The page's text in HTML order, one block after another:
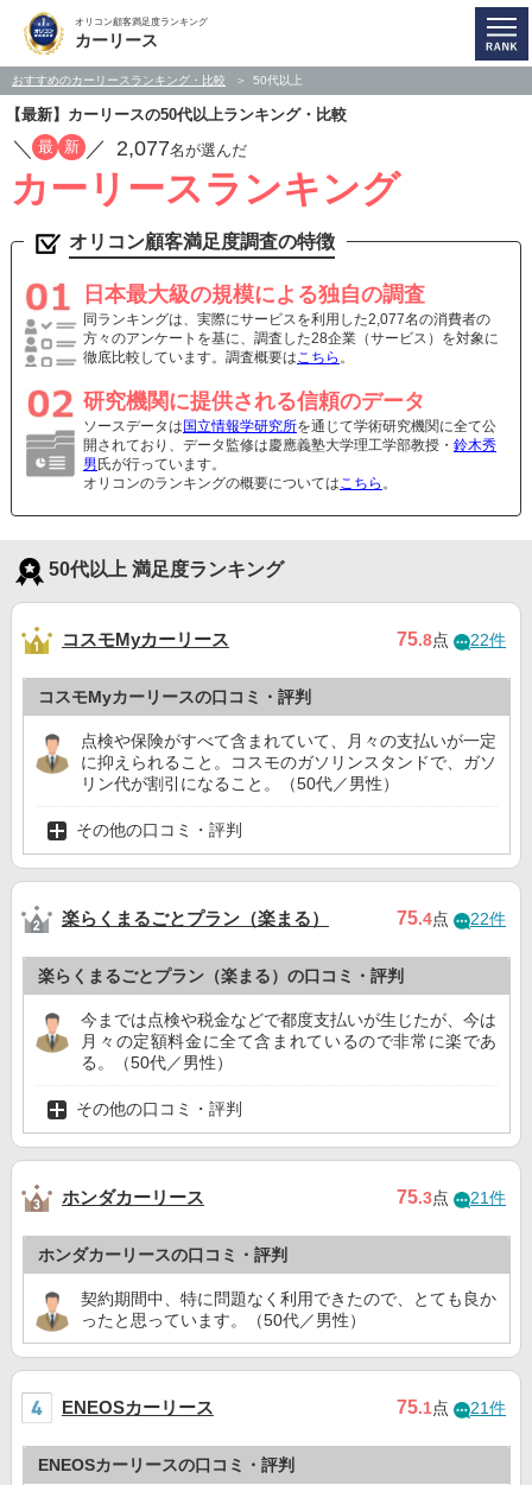
オリコン顧客満足度ランキング
カーリース
おすすめのカーリースランキング・比較 50代以上
【最新】カーリースの50代以上ランキング・比較
／ 最 新 ／ 2,077名が選んだ
カーリースランキング
オリコン顧客満足度調査の特徴
日本最大級の規模による独自の調査
同ランキングは、実際にサービスを利用した2,077名の消費者の
方々のアンケートを基に、調査した28企業（サービス）を対象に
徹底比較しています。調査概要はこちら 。
研究機関に提供される信頼のデータ
ソースデータは 国立情報学研究所を通じて学術研究機関に全て公
開されており、データ監修は慶應義塾大学理工学部教授・ 鈴木秀
男 氏が行っています。
オリコンのランキングの概要についてはこちら 。
50代以上 満足度ランキング
コスモMyカーリース 75.8点 22件
コスモMyカーリースの口コミ・評判
点検や保険がすべて含まれていて、月々の支払いが一定
に抑えられること。コスモのガソリンスタンドで、ガソ
リン代が割引になること。（50代／男性）
その他の口コミ・評判
楽らくまるごとプラン（楽まる） 75.4点 22件
楽らくまるごとプラン（楽まる）の口コミ・評判
今までは点検や税金などで都度支払いが生じたが、今は
月々の定額料金に全て含まれているので非常に楽であ
る。（50代／男性）
その他の口コミ・評判
ホンダカーリース 75.3点 21件
ホンダカーリースの口コミ・評判
契約期間中、特に問題なく利用できたので、とても良か
ったと思っています。（50代／男性）
ENEOSカーリース 75.1点 21件
ENEOSカーリースの口コミ・評判